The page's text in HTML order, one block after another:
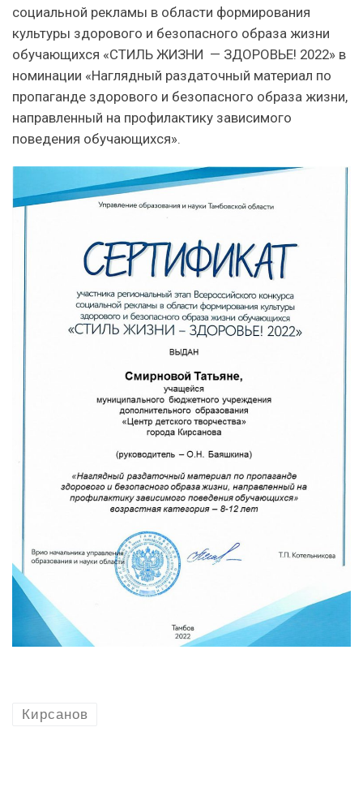
социальной рекламы в области формирования
культуры здорового и безопасного образа жизни
обучающихся «СТИЛЬ ЖИЗНИ — ЗДОРОВЬЕ! 2022» в
номинации «Наглядный раздаточный материал по
пропаганде здорового и безопасного образа жизни,
направленный на профилактику зависимого
поведения обучающихся».
Кирсанов